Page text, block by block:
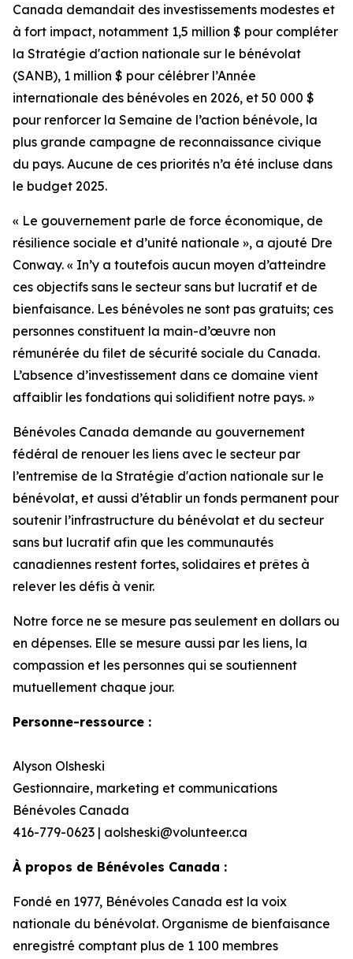
Canada demandait des investissements modestes et
à fort impact, notamment 1,5 million $ pour compléter
la Stratégie d'action nationale sur le bénévolat
(SANB), 1 million $ pour célébrer l’Année
internationale des bénévoles en 2026, et 50 000 $
pour renforcer la Semaine de l’action bénévole, la
plus grande campagne de reconnaissance civique
du pays. Aucune de ces priorités n’a été incluse dans
le budget 2025.
« Le gouvernement parle de force économique, de
résilience sociale et d’unité nationale », a ajouté Dre
Conway. « In’y a toutefois aucun moyen d’atteindre
ces objectifs sans le secteur sans but lucratif et de
bienfaisance. Les bénévoles ne sont pas gratuits; ces
personnes constituent la main-d’œuvre non
rémunérée du filet de sécurité sociale du Canada.
L’absence d’investissement dans ce domaine vient
affaiblir les fondations qui solidifient notre pays. »
Bénévoles Canada demande au gouvernement
fédéral de renouer les liens avec le secteur par
l’entremise de la Stratégie d'action nationale sur le
bénévolat, et aussi d’établir un fonds permanent pour
soutenir l’infrastructure du bénévolat et du secteur
sans but lucratif afin que les communautés
canadiennes restent fortes, solidaires et prêtes à
relever les défis à venir.
Notre force ne se mesure pas seulement en dollars ou
en dépenses. Elle se mesure aussi par les liens, la
compassion et les personnes qui se soutiennent
mutuellement chaque jour.
Personne-ressource :
Alyson Olsheski
Gestionnaire, marketing et communications
Bénévoles Canada
416-779-0623 | aolsheski@volunteer.ca
À propos de Bénévoles Canada :
Fondé en 1977, Bénévoles Canada est la voix
nationale du bénévolat. Organisme de bienfaisance
enregistré comptant plus de 1 100 membres